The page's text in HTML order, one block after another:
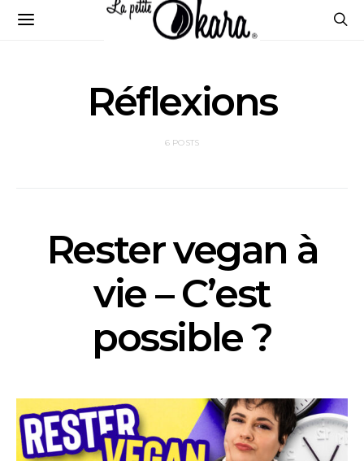
Réflexions
6 POSTS
Rester vegan à
vie – C’est
possible ?